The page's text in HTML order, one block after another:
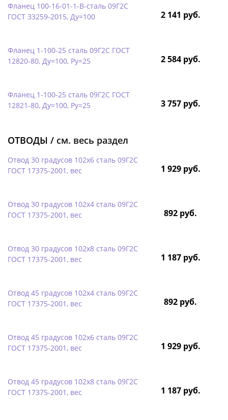
Фланец 100-16-01-1-B-сталь 09Г2С
ГОСТ 33259-2015, Ду=100
2 141 руб.
Фланец 1-100-25 сталь 09Г2С ГОСТ
12820-80, Ду=100, Ру=25
2 584 руб.
Фланец 1-100-25 сталь 09Г2С ГОСТ
12821-80, Ду=100, Ру=25
3 757 руб.
ОТВОДЫ / см. весь раздел
Отвод 30 градусов 102х6 сталь 09Г2С
ГОСТ 17375-2001, вес
1 929 руб.
Отвод 30 градусов 102х4 сталь 09Г2С
ГОСТ 17375-2001, вес
892 руб.
Отвод 30 градусов 102х8 сталь 09Г2С
ГОСТ 17375-2001, вес
1 187 руб.
Отвод 45 градусов 102х4 сталь 09Г2С
ГОСТ 17375-2001, вес
892 руб.
Отвод 45 градусов 102х6 сталь 09Г2С
ГОСТ 17375-2001, вес
1 929 руб.
Отвод 45 градусов 102х8 сталь 09Г2С
ГОСТ 17375-2001, вес
1 187 руб.